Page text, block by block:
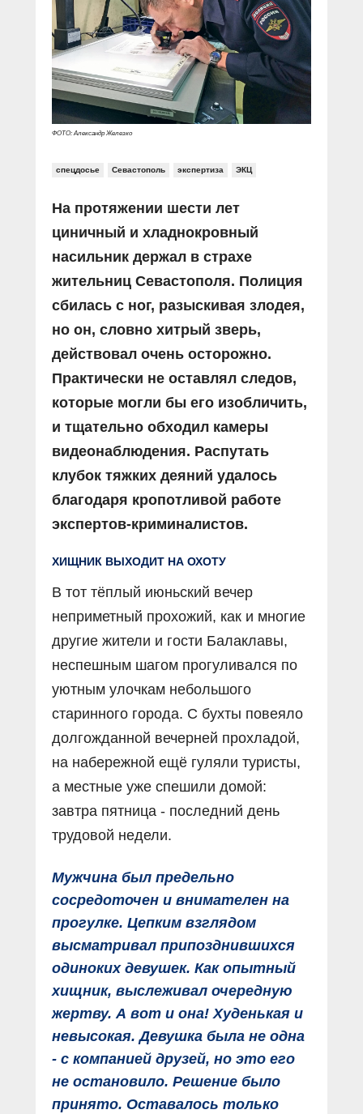
Социальные ролики
Документальные фильмы
Прямой разговор
В знании сила
Специальный репортаж
КиберПОСТОВОЙ
Газета «Щит и меч»
Журнал «Полиция России»
О ПОРТАЛЕ
Контакты
Вакансии
ФОТО: Александр Железко
спецдосье Севастополь экспертиза ЭКЦ
На протяжении шести лет
циничный и хладнокровный
насильник держал в страхе
жительниц Севастополя. Полиция
сбилась с ног, разыскивая злодея,
но он, словно хитрый зверь,
действовал очень осторожно.
Практически не оставлял следов,
которые могли бы его изобличить,
и тщательно обходил камеры
видеонаблюдения. Распутать
клубок тяжких деяний удалось
благодаря кропотливой работе
экспертов-криминалистов.
ХИЩНИК ВЫХОДИТ НА ОХОТУ
В тот тёплый июньский вечер
неприметный прохожий, как и многие
другие жители и гости Балаклавы,
неспешным шагом прогуливался по
уютным улочкам небольшого
старинного города. С бухты повеяло
долгожданной вечерней прохладой,
на набережной ещё гуляли туристы,
а местные уже спешили домой:
завтра пятница - последний день
трудовой недели.
Мужчина был предельно
сосредоточен и внимателен на
прогулке. Цепким взглядом
высматривал припозднившихся
одиноких девушек. Как опытный
хищник, выслеживал очередную
жертву. А вот и она! Худенькая и
невысокая. Девушка была не одна
- с компанией друзей, но это его
не остановило. Решение было
принято. Оставалось только